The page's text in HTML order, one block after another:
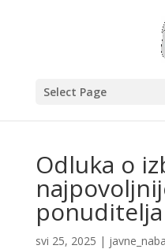
Select Page
Odluka o
ponuditelja
svi 25, 2025 |